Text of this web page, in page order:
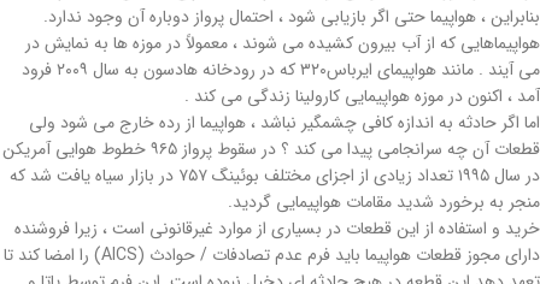
بنابراین ، هواپیما حتی اگر بازیابی شود ، احتمال پرواز دوباره آن وجود ندارد.
هواپیماهایی که از آب بیرون کشیده می شوند ، معمولاً در موزه ها به نمایش در
می آیند . مانند هواپیمای ایرباس۳۲۰ که در رودخانه هادسون به سال ۲۰۰۹ فرود
آمد ، اکنون در موزه هواپیمایی کارولینا زندگی می کند .
اما اگر حادثه به اندازه کافی چشمگیر نباشد ، هواپیما از رده خارج می شود ولی
قطعات آن چه سرانجامی پیدا می کند ؟ در سقوط پرواز ۹۶۵ خطوط هوایی آمریكن
در سال ۱۹۹۵ تعداد زیادی از اجزای مختلف بوئینگ ۷۵۷ در بازار سیاه یافت شد كه
منجر به برخورد شدید مقامات هواپیمایی گردید.
خرید و استفاده از این قطعات در بسیاری از موارد غیرقانونی است ، زیرا فروشنده
دارای مجوز قطعات هواپیما باید فرم عدم تصادفات / حوادث (AICS) را امضا کند تا